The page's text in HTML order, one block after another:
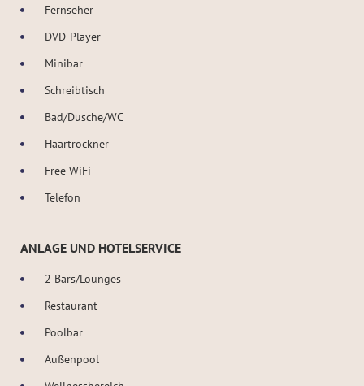
Fernseher
DVD-Player
Minibar
Schreibtisch
Bad/Dusche/WC
Haartrockner
Free WiFi
Telefon
ANLAGE UND HOTELSERVICE
2 Bars/Lounges
Restaurant
Poolbar
Außenpool